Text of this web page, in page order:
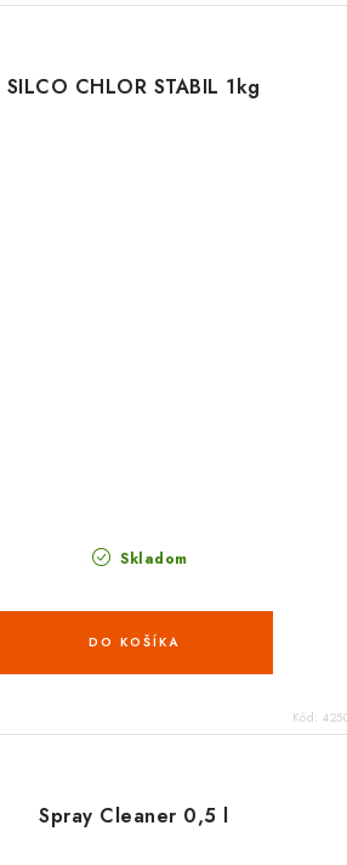
SILCO CHLOR STABIL 1kg
Skladom
DO KOŠÍKA
Kód:
Spray Cleaner 0,5 l